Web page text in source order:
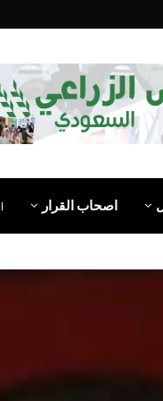
اصحاب القرار